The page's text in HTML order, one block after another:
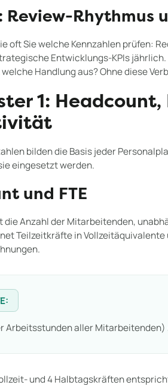
Review-Rhythmus
oft Sie welche Kennzahlen prüfen:
Entwicklungs-KPIs
Handlung aus? Ohne diese
1:
bilden die Basis jeder
eingesetzt werden.
und FTE
die Anzahl der Mitarbeitenden,
Teilzeitkräfte in
Arbeitsstunden aller
und 4 Halbtagskräften